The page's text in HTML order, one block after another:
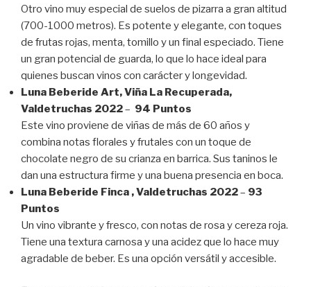
Otro vino muy especial de suelos de pizarra a gran altitud
(700-1000 metros). Es potente y elegante, con toques
de frutas rojas, menta, tomillo y un final especiado. Tiene
un gran potencial de guarda, lo que lo hace ideal para
quienes buscan vinos con carácter y longevidad.
Luna Beberide Art, Viña La Recuperada,
Valdetruchas 2022– 94 Puntos
Este vino proviene de viñas de más de 60 años y
combina notas florales y frutales con un toque de
chocolate negro de su crianza en barrica. Sus taninos le
dan una estructura firme y una buena presencia en boca.
Luna Beberide Finca , Valdetruchas 2022– 93
Puntos
Un vino vibrante y fresco, con notas de rosa y cereza roja.
Tiene una textura carnosa y una acidez que lo hace muy
agradable de beber. Es una opción versátil y accesible.